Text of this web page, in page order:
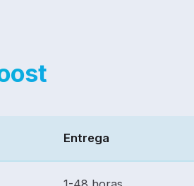
Entrega